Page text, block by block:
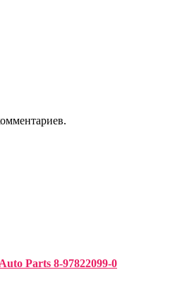
Parts 8-97822099-0